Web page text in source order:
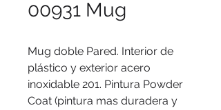
00931 Mug
Mug doble Pared. Interior de
plástico y exterior acero
inoxidable 201. Pintura Powder
Coat (pintura mas duradera y